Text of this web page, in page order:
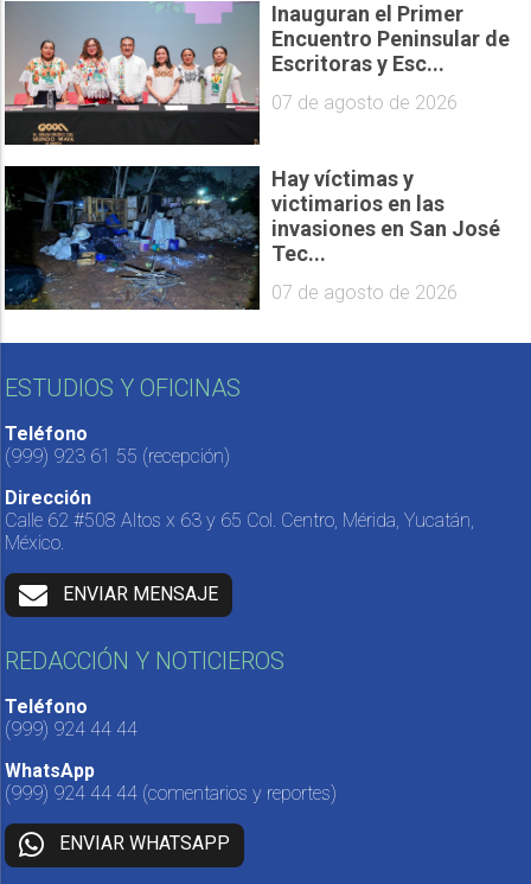
Inauguran el Primer
Encuentro Peninsular de
Escritoras y Esc...
07 de agosto de 2026
Hay víctimas y
victimarios en las
invasiones en San José
Tec...
07 de agosto de 2026
ESTUDIOS Y OFICINAS
Teléfono
(999) 923 61 55 (recepción)
Dirección
Calle 62 #508 Altos x 63 y 65 Col. Centro, Mérida, Yucatán,
México.
ENVIAR MENSAJE
REDACCIÓN Y NOTICIEROS
Teléfono
(999) 924 44 44
WhatsApp
(999) 924 44 44 (comentarios y reportes)
ENVIAR WHATSAPP